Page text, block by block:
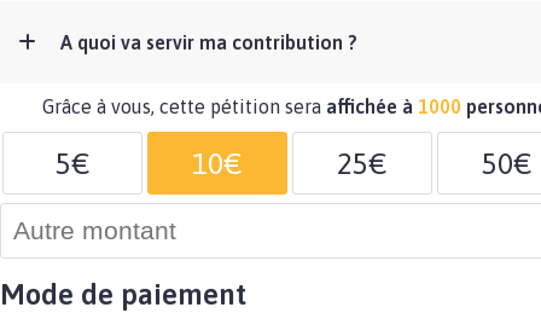
A quoi va servir ma contribution ?
Grâce à vous, cette pétition sera affichée à 1000
5€ 10€ 25€ 50€
Mode de paiement